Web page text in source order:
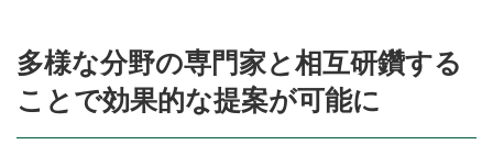
多様な分野の専門家と相互研鑽する
ことで効果的な提案が可能に